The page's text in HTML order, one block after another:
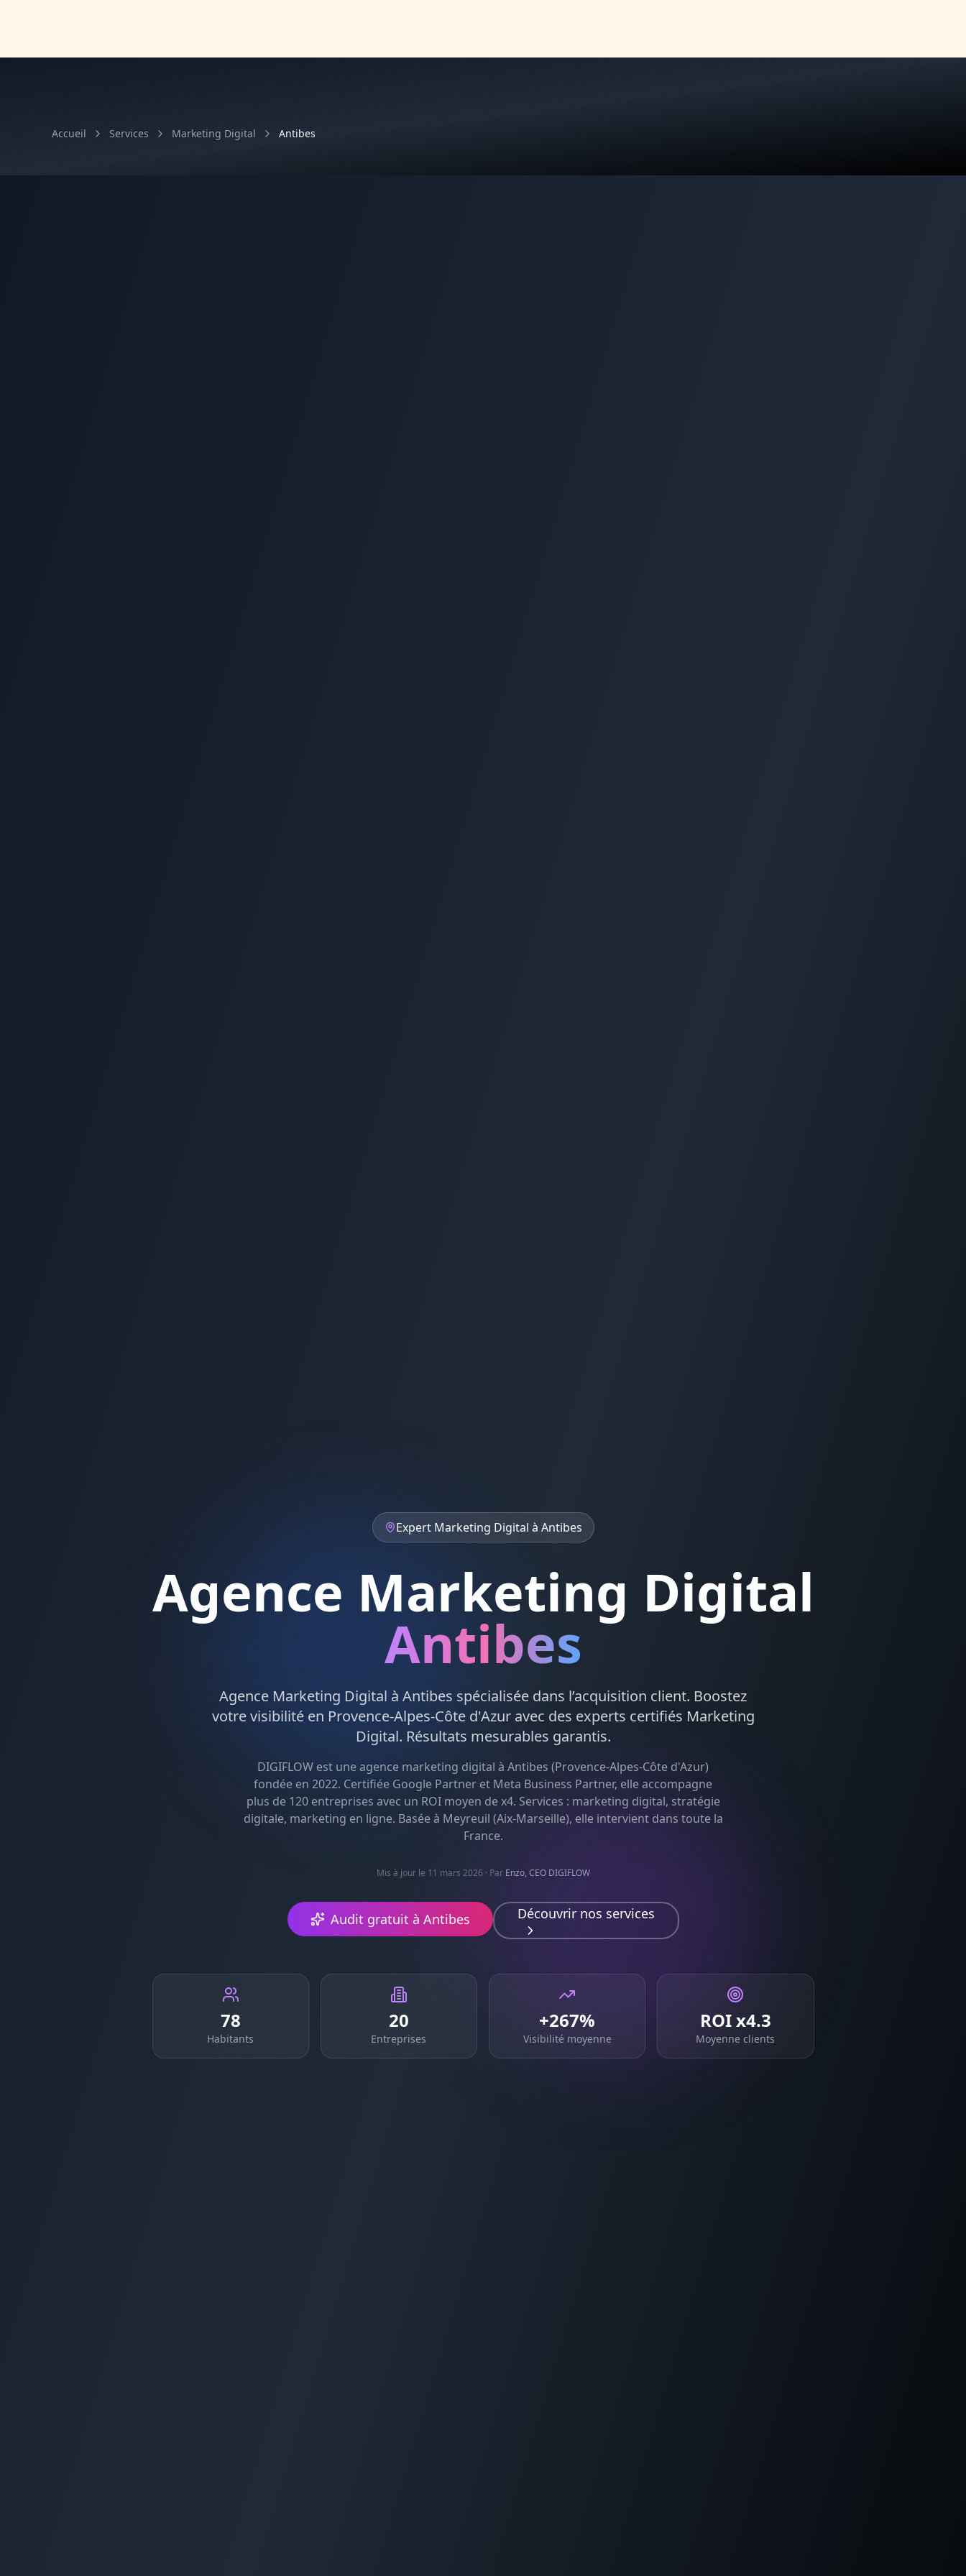
Accueil Services Marketing Digital Antibes
Expert Marketing Digital à Antibes
Agence Marketing Digital
Antibes
Agence Marketing Digital à Antibes spécialisée dans l’acquisition client. Boostez
votre visibilité en Provence-Alpes-Côte d'Azuravec des experts certifiés Marketing
Digital. Résultats mesurables garantis.
DIGIFLOW est une agence marketing digital à Antibes (Provence-Alpes-Côte d'Azur)
fondée en 2022. Certifiée Google Partner et Meta Business Partner, elle accompagne
plus de 120 entreprises avec un ROI moyen de x4. Services : marketing digital, stratégie
digitale, marketing en ligne. Basée à Meyreuil (Aix-Marseille), elle intervient dans toute la
France.
Mis à jour le 11 mars 2026 · Par Enzo, CEO DIGIFLOW
Audit gratuit à Antibes Découvrir nos services
78
Habitants
20
Entreprises
+267%
Visibilité moyenne
ROI x4.3
Moyenne clients